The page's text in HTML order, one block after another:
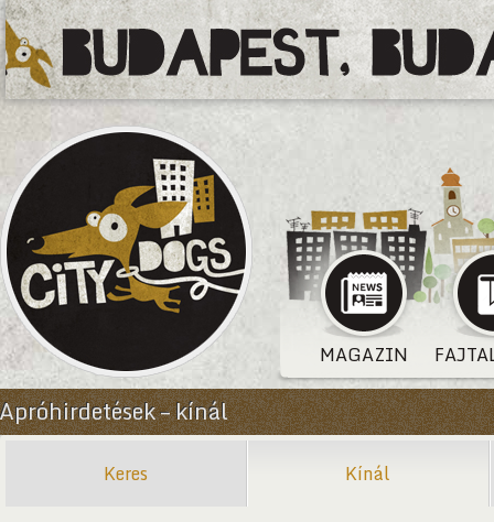
MAGAZIN
Apróhirdetések – kínál
Keres Kínál